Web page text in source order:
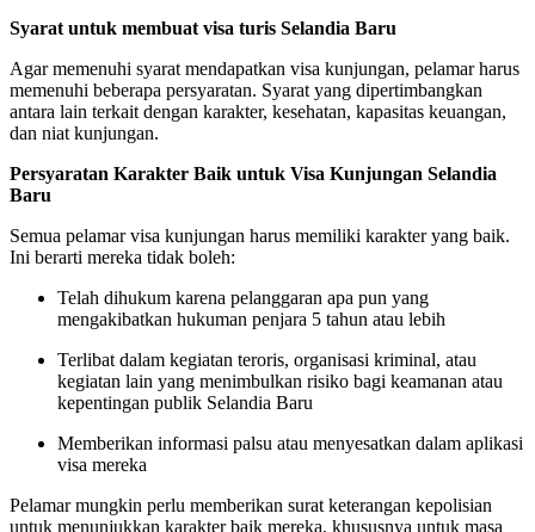
Syarat untuk membuat visa turis Selandia Baru
Agar memenuhi syarat mendapatkan visa kunjungan, pelamar harus
memenuhi beberapa persyaratan. Syarat yang dipertimbangkan
antara lain terkait dengan karakter, kesehatan, kapasitas keuangan,
dan niat kunjungan.
Persyaratan Karakter Baik untuk Visa Kunjungan Selandia
Baru
Semua pelamar visa kunjungan harus memiliki karakter yang baik.
Ini berarti mereka tidak boleh:
Telah dihukum karena pelanggaran apa pun yang
mengakibatkan hukuman penjara 5 tahun atau lebih
Terlibat dalam kegiatan teroris, organisasi kriminal, atau
kegiatan lain yang menimbulkan risiko bagi keamanan atau
kepentingan publik Selandia Baru
Memberikan informasi palsu atau menyesatkan dalam aplikasi
visa mereka
Pelamar mungkin perlu memberikan surat keterangan kepolisian
untuk menunjukkan karakter baik mereka, khususnya untuk masa